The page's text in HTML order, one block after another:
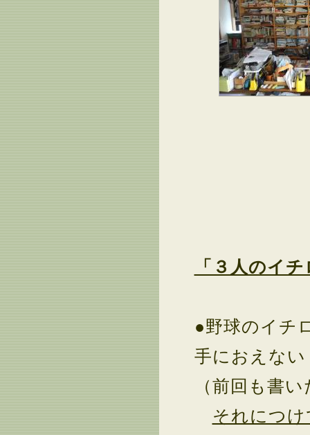
「３人のイ
●野球のイチ
手におえな
（前回も書
それにつ